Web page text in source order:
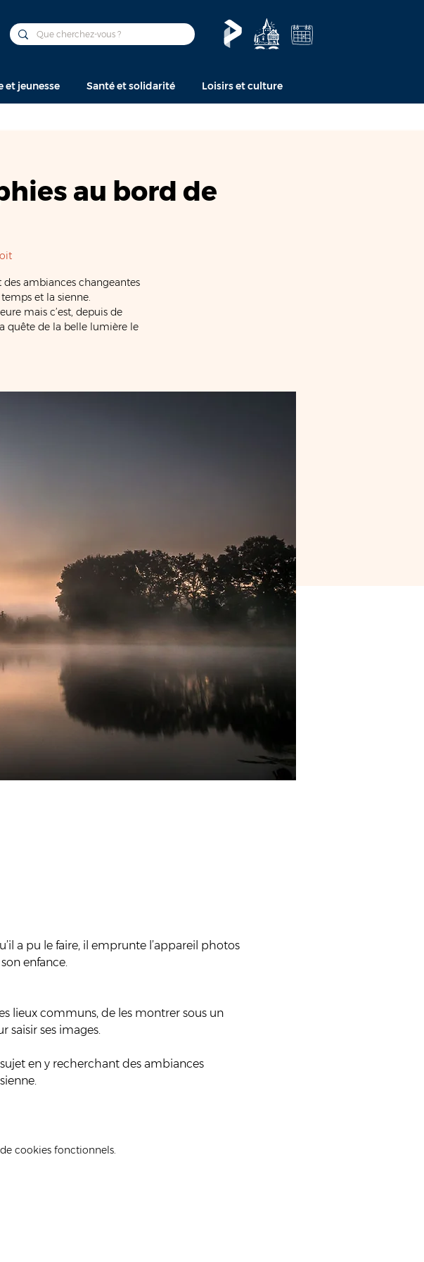
et jeunesse Santé et solidarité Loisirs et culture
au bord de
ambiances changeantes
et la sienne.
mais c’est, depuis de
quête de la belle lumière le
a pu le faire, il emprunte l’appareil photos
enfance.
lieux communs, de les montrer sous un
saisir ses images.
en y recherchant des ambiances
cookies fonctionnels.